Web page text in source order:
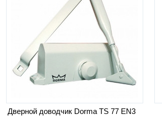
Дверной доводчик Dorma TS 77 EN3